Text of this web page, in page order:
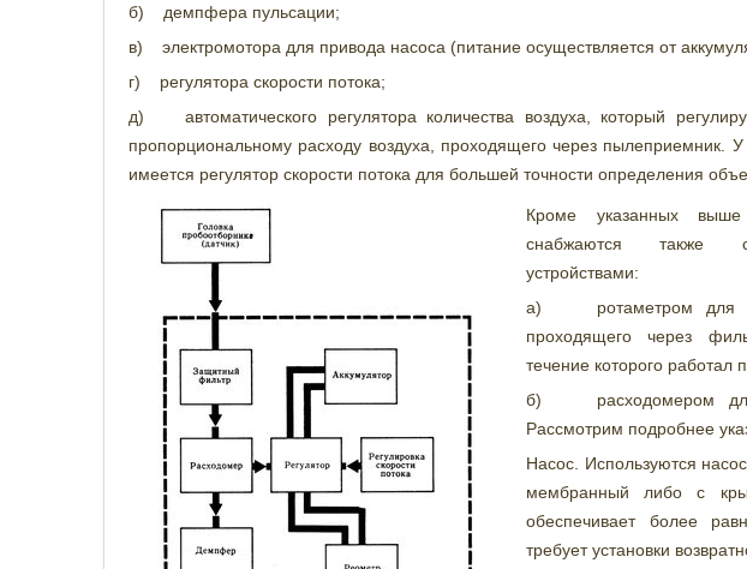
б) демпфера пульсации;
в) электромотора для привода насоса (питание осуществляется от
г) регулятора скорости потока;
д) автоматического регулятора количества воздуха, который
пропорциональному расходу воздуха, проходящего через
имеется регулятор скорости потока для большей точности определения
Кроме указанных
снабжаются также
устройствами:
а) ротаметром для
проходящего через
течение которого работал
б) расходомером для
Рассмотрим подробнее
Насос. Используются
мембранный либо с
обеспечивает более
требует установки